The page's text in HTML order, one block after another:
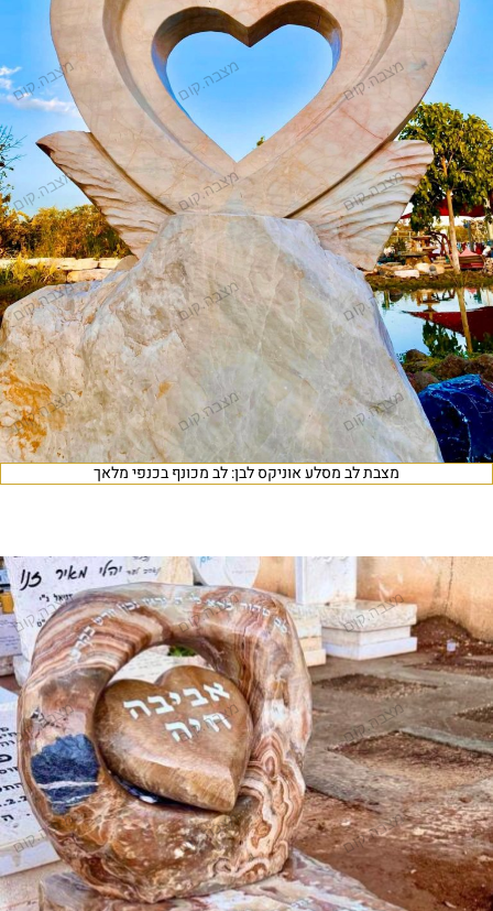
מצבת לב מסלע אוניקס לבן: לב מכונף בכנפי מלאך